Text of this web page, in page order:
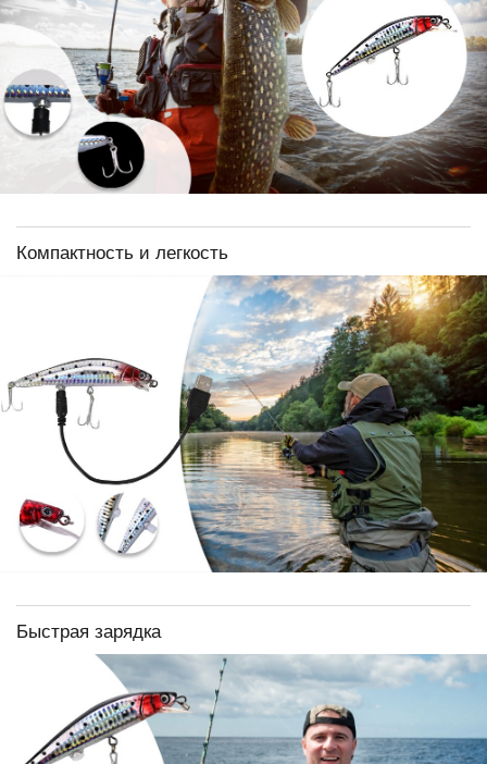
Компактность и легкость
Быстрая зарядка